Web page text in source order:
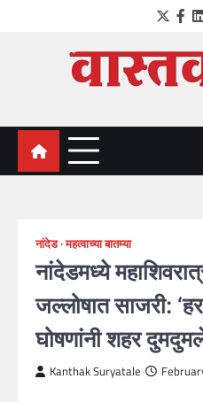
a leading NEWS portal of
नांदेड महत्वाच्या बातम्या
नांदेडमध्ये
जल्लोषात साजरी:
घोषणांनी शहर
Kanthak Suryatale